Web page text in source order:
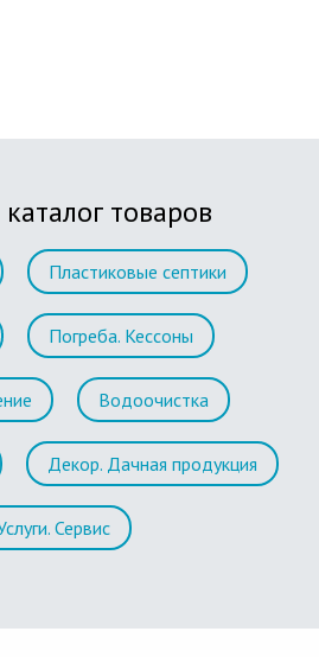
товаров
Пластиковые септики
Погреба. Кессоны
Водоочистка
Декор. Дачная продукция
Сервис